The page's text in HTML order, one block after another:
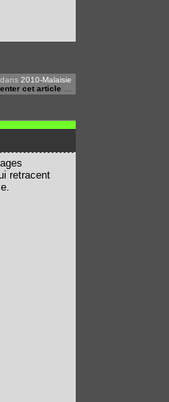
dans 2010-Malaisie
cet article
retracent